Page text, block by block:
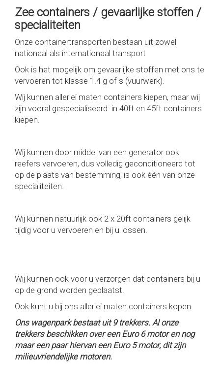
Zee containers / gevaarlijke stoffen /
specialiteiten
Onze containertransporten bestaan uit zowel
nationaal als internationaal transport
Ook is het mogelijk om gevaarlijke stoffen met ons te
vervoeren tot klasse 1.4 g of s (vuurwerk).
Wij kunnen allerlei maten containers kiepen, maar wij
zijn vooral gespecialiseerd in 40ft en 45ft containers
kiepen.
Wij kunnen door middel van een generator ook
reefers vervoeren, dus volledig geconditioneerd tot
op de plaats van bestemming, is ook één van onze
specialiteiten.
Wij kunnen natuurlijk ook 2 x 20ft containers gelijk
tijdig voor u vervoeren en bij u lossen.
Wij kunnen ook voor u verzorgen dat containers bij u
op de grond worden geplaatst.
Ook kunt u bij ons allerlei maten containers kopen.
Ons wagenpark bestaat uit 9 trekkers. Al onze
trekkers beschikken over een Euro 6 motor en nog
maar een paar hiervan een Euro 5 motor, dit zijn
milieuvriendelijke motoren.